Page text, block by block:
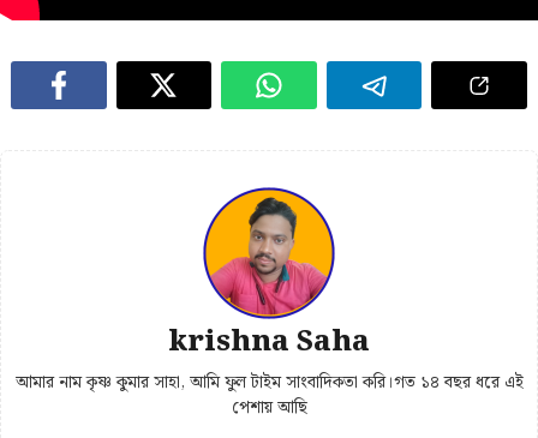
krishna Saha
আমার নাম কৃষ্ণ কুমার সাহা, আমি ফুল টাইম সাংবাদিকতা করি।গত ১৪ বছর ধরে এই
পেশায় আছি